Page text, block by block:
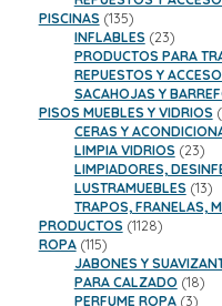
PISCINAS 135135
productos
INFLABLES 2323
PRODUCTOS PARA
REPUESTOS Y
SACAHOJAS Y
PISOS MUEBLES Y VIDRIOS
CERAS Y
LIMPIA VIDRIOS 2323
LIMPIADORES,
LUSTRAMUEBLES 1313
TRAPOS, FRANELAS,
PRODUCTOS 11281128
ROPA 115115
productos
JABONES Y
PARA CALZADO 1818
PERFUME ROPA 33